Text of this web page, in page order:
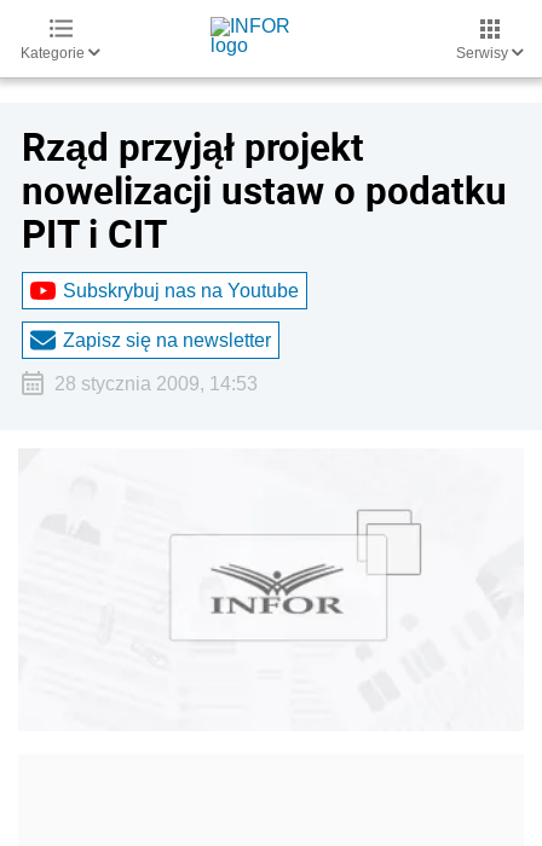
Kategorie Serwisy
Rząd przyjął projekt
nowelizacji ustaw o podatku
PIT i CIT
Subskrybuj nas na Youtube
Zapisz się na newsletter
28 stycznia 2009, 14:53